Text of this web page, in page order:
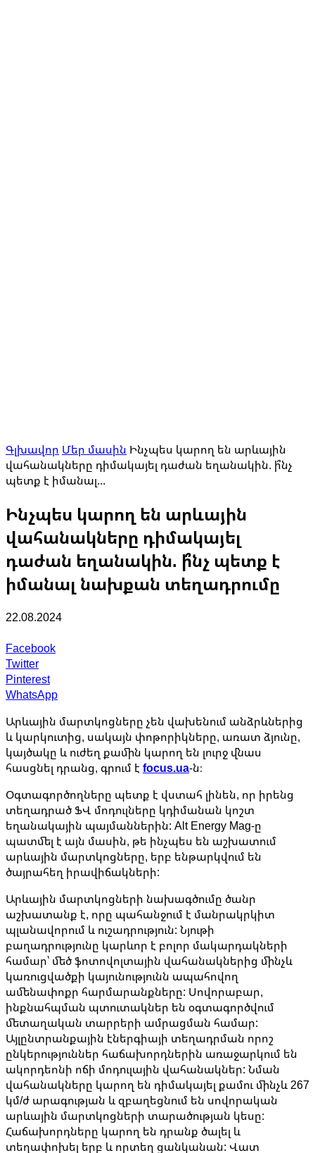
Գլխավոր Մեր մասին Ինչպես կարող են արևային
վահանակները դիմակայել դաժան եղանակին. ի՞նչ
պետք է իմանալ...
Ինչպես կարող են արևային
վահանակները դիմակայել
դաժան եղանակին. ի՞նչ պետք է
իմանալ նախքան տեղադրումը
22.08.2024
Facebook
Twitter
Pinterest
WhatsApp
Արևային մարտկոցները չեն վախենում անձրևներից
և կարկուտից, սակայն փոթորիկները, առատ ձյունը,
կայծակը և ուժեղ քամին կարող են լուրջ վնաս
հասցնել դրանց, գրում է focus.ua-ն։
Օգտագործողները պետք է վստահ լինեն, որ իրենց
տեղադրած ՖՎ մոդուլները կդիմանան կոշտ
եղանակային պայմաններին: Alt Energy Mag-ը
պատմել է այն մասին, թե ինչպես են աշխատում
արևային մարտկոցները, երբ ենթարկվում են
ծայրահեղ իրավիճակների:
Արևային մարտկոցների նախագծումը ծանր
աշխատանք է, որը պահանջում է մանրակրկիտ
պլանավորում և ուշադրություն: Նյութի
բաղադրությունը կարևոր է բոլոր մակարդակների
համար՝ մեծ ֆոտովոլտային վահանակներից մինչև
կառուցվածքի կայունությունն ապահովող
ամենափոքր հարմարանքները: Սովորաբար,
ինքնահպման պտուտակներ են օգտագործվում
մետաղական տարրերի ամրացման համար:
Այլընտրանքային էներգիայի տեղադրման որոշ
ընկերություններ հաճախորդներին առաջարկում են
ակորդեոնի ոճի մոդուլային վահանակներ: Նման
վահանակները կարող են դիմակայել քամու մինչև 267
կմ/ժ արագության և զբաղեցնում են սովորական
արևային մարտկոցների տարածության կեսը:
Հաճախորդները կարող են դրանք ծալել և
տեղափոխել երբ և որտեղ ցանկանան: Վատ